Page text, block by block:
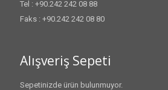
Tel : +90.242 242 08 88
Faks : +90.242 242 08 80
Alışveriş Sepeti
Sepetinizde ürün bulunmuyor.